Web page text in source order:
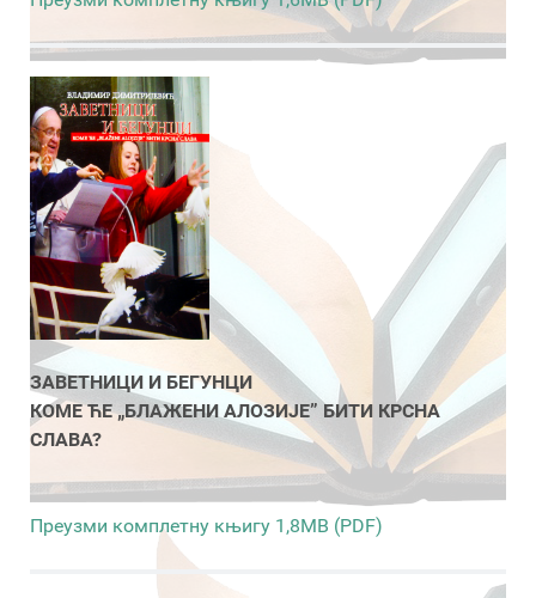
ЗАВЕТНИЦИ И БЕГУНЦИ
КОМЕ ЋЕ „БЛАЖЕНИ АЛОЗИЈЕ” БИТИ КРСНА
СЛАВА?
Преузми комплетну књигу 1,8MB (PDF)